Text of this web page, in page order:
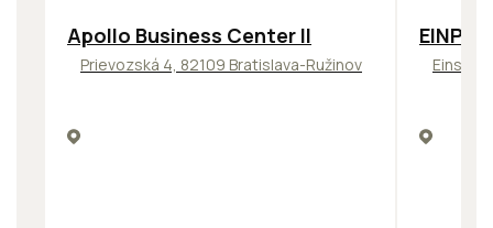
TOP NOVINKA ODPORÚČAME
Apollo Business Center II
Prievozská 4, 82109 Bratislava-Ružinov
TOP